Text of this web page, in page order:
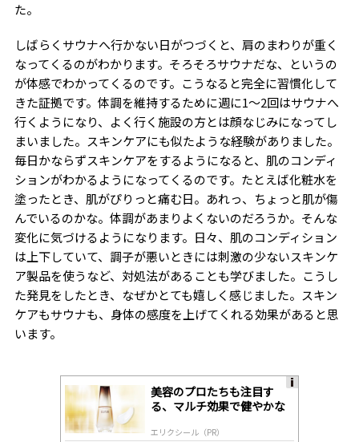
た。
しばらくサウナへ行かない日がつづくと、肩のまわりが重く
なってくるのがわかります。そろそろサウナだな、というの
が体感でわかってくるのです。こうなると完全に習慣化して
きた証拠です。体調を維持するために週に1～2回はサウナへ
行くようになり、よく行く施設の方とは顔なじみになってし
まいました。スキンケアにも似たような経験がありました。
毎日かならずスキンケアをするようになると、肌のコンディ
ションがわかるようになってくるのです。たとえば化粧水を
塗ったとき、肌がぴりっと痛む日。あれっ、ちょっと肌が傷
んでいるのかな。体調があまりよくないのだろうか。そんな
変化に気づけるようになります。日々、肌のコンディション
は上下していて、調子が悪いときには刺激の少ないスキンケ
ア製品を使うなど、対処法があることも学びました。こうし
た発見をしたとき、なぜかとても嬉しく感じました。スキン
ケアもサウナも、身体の感度を上げてくれる効果があると思
います。
美容のプロたちも注目す
る、マルチ効果で健やかな
エリクシール（PR）